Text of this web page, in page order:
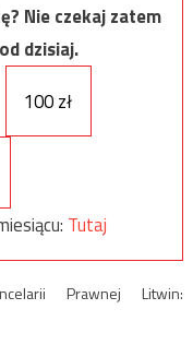
Nie czekaj zatem
dzisiaj.
100 zł
Tutaj
Prawnej Litwin: